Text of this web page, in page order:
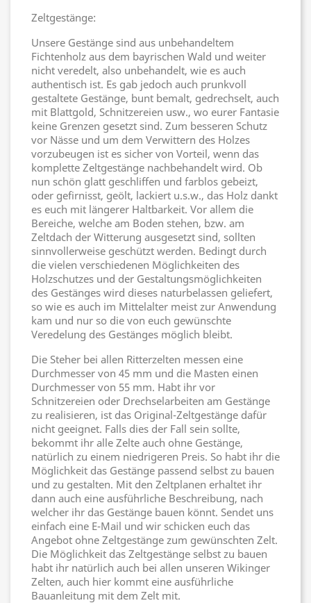
Zeltgestänge:
Unsere Gestänge sind aus unbehandeltem
Fichtenholz aus dem bayrischen Wald und weiter
nicht veredelt, also unbehandelt, wie es auch
authentisch ist. Es gab jedoch auch prunkvoll
gestaltete Gestänge, bunt bemalt, gedrechselt, auch
mit Blattgold, Schnitzereien usw., wo eurer Fantasie
keine Grenzen gesetzt sind. Zum besseren Schutz
vor Nässe und um dem Verwittern des Holzes
vorzubeugen ist es sicher von Vorteil, wenn das
komplette Zeltgestänge nachbehandelt wird. Ob
nun schön glatt geschliffen und farblos gebeizt,
oder gefirnisst, geölt, lackiert u.s.w., das Holz dankt
es euch mit längerer Haltbarkeit. Vor allem die
Bereiche, welche am Boden stehen, bzw. am
Zeltdach der Witterung ausgesetzt sind, sollten
sinnvollerweise geschützt werden. Bedingt durch
die vielen verschiedenen Möglichkeiten des
Holzschutzes und der Gestaltungsmöglichkeiten
des Gestänges wird dieses naturbelassen geliefert,
so wie es auch im Mittelalter meist zur Anwendung
kam und nur so die von euch gewünschte
Veredelung des Gestänges möglich bleibt.
Die Steher bei allen Ritterzelten messen eine
Durchmesser von 45 mm und die Masten einen
Durchmesser von 55 mm. Habt ihr vor
Schnitzereien oder Drechselarbeiten am Gestänge
zu realisieren, ist das Original-Zeltgestänge dafür
nicht geeignet. Falls dies der Fall sein sollte,
bekommt ihr alle Zelte auch ohne Gestänge,
natürlich zu einem niedrigeren Preis. So habt ihr die
Möglichkeit das Gestänge passend selbst zu bauen
und zu gestalten. Mit den Zeltplanen erhaltet ihr
dann auch eine ausführliche Beschreibung, nach
welcher ihr das Gestänge bauen könnt. Sendet uns
einfach eine E-Mail und wir schicken euch das
Angebot ohne Zeltgestänge zum gewünschten Zelt.
Die Möglichkeit das Zeltgestänge selbst zu bauen
habt ihr natürlich auch bei allen unseren Wikinger
Zelten, auch hier kommt eine ausführliche
Bauanleitung mit dem Zelt mit.